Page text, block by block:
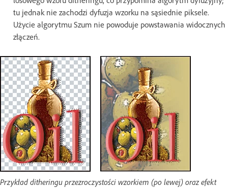
tu jednak nie zachodzi dyfuzja wzorku na sąsiednie piksele.
Użycie algorytmu Szum nie powoduje powstawania widocznych
złączeń.
Przykład ditheringu przezroczystości wzorkiem (po lewej) oraz efekt